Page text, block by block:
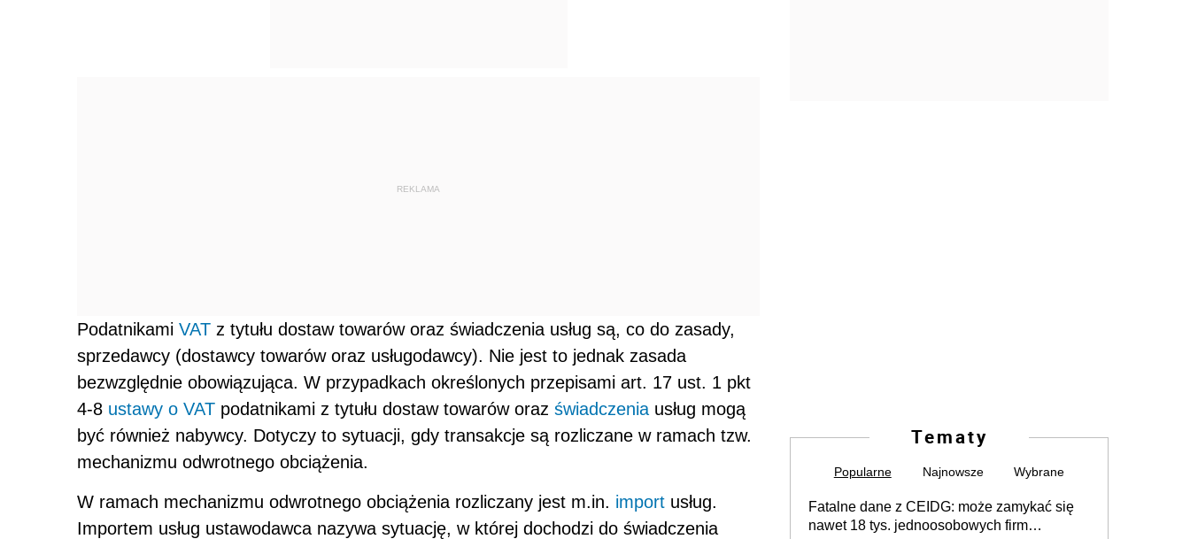
REKLAMA
Podatnikami VAT z tytułu dostaw towarów oraz świadczenia usług są, co do zasady,
sprzedawcy (dostawcy towarów oraz usługodawcy). Nie jest to jednak zasada
bezwzględnie obowiązująca. W przypadkach określonych przepisami art. 17 ust. 1 pkt
4-8 ustawy o VAT podatnikami z tytułu dostaw towarów oraz świadczenia usług mogą
być również nabywcy. Dotyczy to sytuacji, gdy transakcje są rozliczane w ramach tzw.
mechanizmu odwrotnego obciążenia.
W ramach mechanizmu odwrotnego obciążenia rozliczany jest m.in. import usług.
Importem usług ustawodawca nazywa sytuację, w której dochodzi do świadczenia
Tematy
Popularne Najnowsze Wybrane
Fatalne dane z CEIDG: może zamykać się
nawet 18 tys. jednoosobowych firm